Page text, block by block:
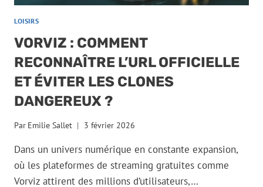
LOISIRS
VORVIZ : COMMENT
RECONNAÎTRE L’URL OFFICIELLE
ET ÉVITER LES CLONES
DANGEREUX ?
Par Emilie Sallet 3 février 2026
Dans un univers numérique en constante expansion,
où les plateformes de streaming gratuites comme
Vorviz attirent des millions d’utilisateurs,…